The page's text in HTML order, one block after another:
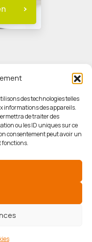
des technologies telles
informations des appareils.
de traiter des
ou les ID uniques sur ce
consentement peut avoir un
fonctions.